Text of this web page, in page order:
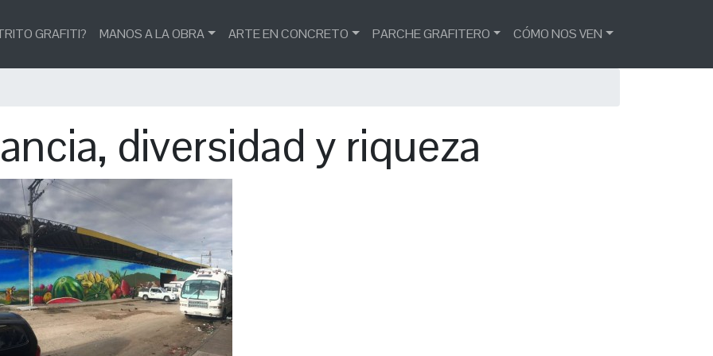
GRAFITI? MANOS A LA OBRA ARTE EN CONCRETO PARCHE GRAFITERO CÓMO NOS VEN
diversidad y riqueza